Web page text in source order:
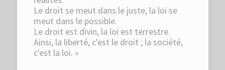
Le droit se meut dans le juste, la loi se
meut dans le possible.
Le droit est divin, la loi est terrestre.
Ainsi, la liberté, c'est le droit ; la société,
c'est la loi. »